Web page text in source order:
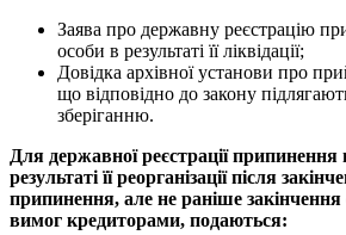
Заява про державну реєстрацію
особи в результаті її ліквідації;
Довідка архівної установи про
що відповідно до закону
зберіганню.
Для державної реєстрації
результаті її реорганізації після
припинення, але не раніше
вимог кредиторами, подаються: